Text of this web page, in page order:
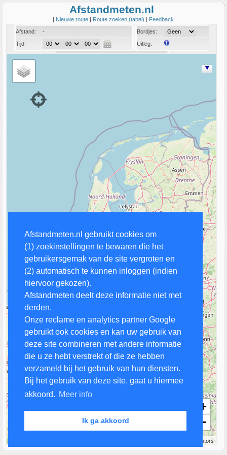
Afstandmeten.nl gebruikt cookies om
(1) zoekinstellingen te bewaren die het
gebruikersgemak van de site vergroten en
(2) automatisch te kunnen inloggen (indien
hiervoor gekozen).
Afstandmeten deelt deze informatie niet met
derden.
Onze reclame en analytics partner Google
gebruikt ook cookies en kan uw gebruik van
deze site combineren met andere informatie
die u ze hebt verstrekt of die ze hebben
verzameld bij het gebruik van hun diensten.
Bij het gebruik van deze site, gaat u hiermee
akkoord. Meer info
Ik ga akkoord
Afstandmeten.nl
| Nieuwe route | Route zoeken (tabel) | Feedback
Afstand:
-
Tijd:
Bordjes:
Uitleg:
+
−
contributors